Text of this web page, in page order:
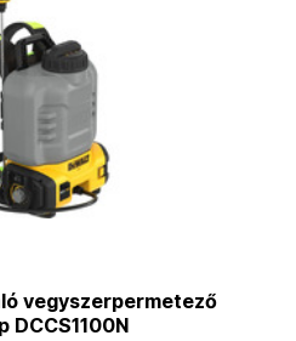
vegyszerpermetező
DCCS1100N